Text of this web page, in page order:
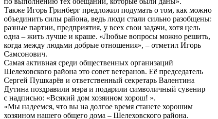
Также Игорь Гринберг предложил подумать о том, как можно
объединить силы района, ведь люди стали сильно разобщены:
разные партии, предприятия, у всех свои задачи, хотя цель
одна – жить лучше и краше. «Любые вопросы можно решить,
когда между людьми добрые отношения», – отметил Игорь
Самсонович.
Самая активная среди общественных организаций
Шелеховского района это совет ветеранов. Её председатель
Сергей Пушкарёв и ответственный секретарь Валентина
Дутина поздравили мэра и подарили символичный сувенир
с надписью: «Всякий дом хозяином хорош! ».
«Мы надеемся, что вы на долгое время станете хорошим
хозяином нашего общего дома – Шелеховского района.